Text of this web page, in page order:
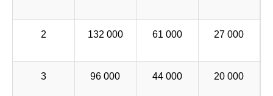
2 132 000 61 000 27 000
3 96 000 44 000 20 000